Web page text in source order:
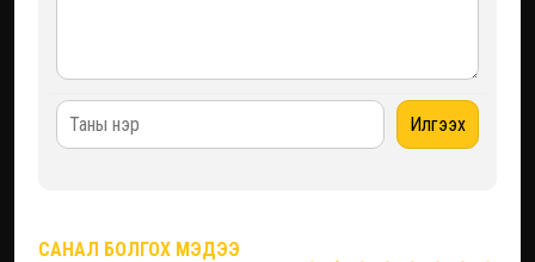
САНАЛ БОЛГОХ МЭДЭЭ